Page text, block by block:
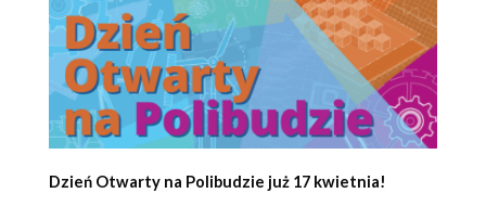
Dzień Otwarty na Polibudzie już 17 kwietnia!